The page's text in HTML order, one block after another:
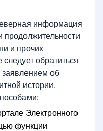
информация
и прочих
обратиться
об
истории.
Электронного
функции